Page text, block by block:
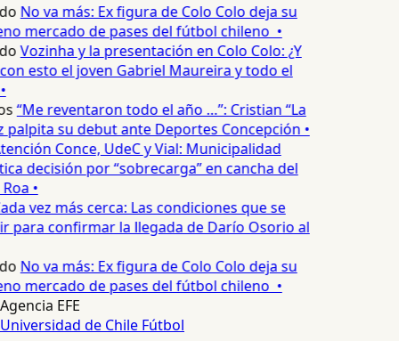
No va más: Ex figura de Colo Colo deja su
mercado de pases del fútbol chileno •
Vozinha y la presentación en Colo Colo: ¿Y
esto el joven Gabriel Maureira y todo el
“Me reventaron todo el año …”: Cristian “La
palpita su debut ante Deportes Concepción •
Conce, UdeC y Vial: Municipalidad
decisión por “sobrecarga” en cancha del
•
vez más cerca: Las condiciones que se
para confirmar la llegada de Darío Osorio al
No va más: Ex figura de Colo Colo deja su
mercado de pases del fútbol chileno •
Agencia EFE
Universidad de Chile Fútbol